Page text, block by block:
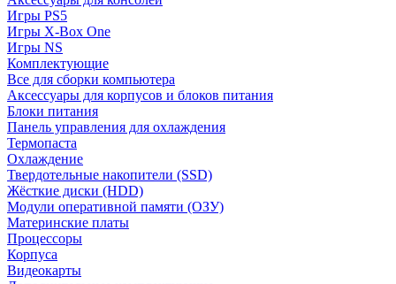
Игры PS5
Игры X-Box One
Игры NS
Комплектующие
Все для сборки компьютера
Аксессуары для корпусов и блоков питания
Блоки питания
Панель управления для охлаждения
Термопаста
Охлаждение
Твердотельные накопители (SSD)
Жёсткие диски (HDD)
Модули оперативной памяти (ОЗУ)
Материнские платы
Процессоры
Корпуса
Видеокарты